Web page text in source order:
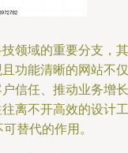
领域的重要分支，其
功能清晰的网站不仅
信任、推动业务增长
离不开高效的设计工
替代的作用。